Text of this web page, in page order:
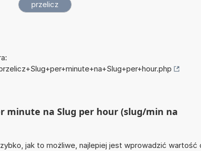
minute na Slug per hour (slug/min na
jak to możliwe, najlepiej jest wprowadzić wartość